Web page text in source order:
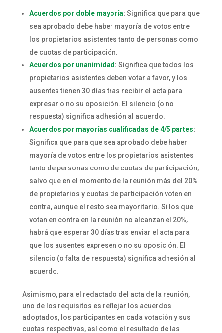
Acuerdos por doble mayoría: Significa que para que
sea aprobado debe haber mayoría de votos entre
los propietarios asistentes tanto de personas como
de cuotas de participación.
Acuerdos por unanimidad : Significa que todos los
propietarios asistentes deben votar a favor, y los
ausentes tienen 30 días tras recibir el acta para
expresar o no su oposición. El silencio (o no
respuesta) significa adhesión al acuerdo.
Acuerdos por mayorías cualificadas de 4/5 partes:
Significa que para que sea aprobado debe haber
mayoría de votos entre los propietarios asistentes
tanto de personas como de cuotas de participación,
salvo que en el momento de la reunión más del 20%
de propietarios y cuotas de participación voten en
contra, aunque el resto sea mayoritario. Si los que
votan en contra en la reunión no alcanzan el 20%,
habrá que esperar 30 días tras enviar el acta para
que los ausentes expresen o no su oposición. El
silencio (o falta de respuesta) significa adhesión al
acuerdo.
Asimismo, para el redactado del acta de la reunión,
uno de los requisitos es reflejar los acuerdos
adoptados, los participantes en cada votación y sus
cuotas respectivas, así como el resultado de las